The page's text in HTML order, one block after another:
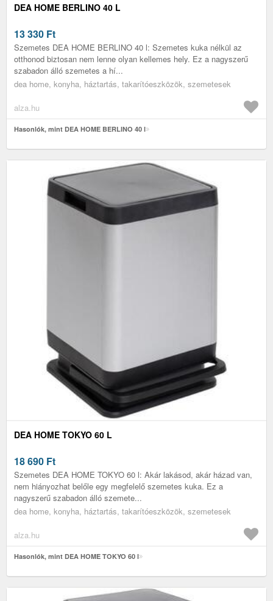
DEA HOME BERLINO 40 L
13 330 Ft
Szemetes DEA HOME BERLINO 40 l: Szemetes kuka nélkül az
otthonod biztosan nem lenne olyan kellemes hely. Ez a nagyszerű
szabadon álló szemetes a hí...
dea home, konyha, háztartás, takarítóeszközök, szemetesek
alza.hu
Hasonlók, mint DEA HOME BERLINO 40 l
DEA HOME TOKYO 60 L
18 690 Ft
Szemetes DEA HOME TOKYO 60 l: Akár lakásod, akár házad van,
nem hiányozhat belőle egy megfelelő szemetes kuka. Ez a
nagyszerű szabadon álló szemete...
dea home, konyha, háztartás, takarítóeszközök, szemetesek
alza.hu
Hasonlók, mint DEA HOME TOKYO 60 l